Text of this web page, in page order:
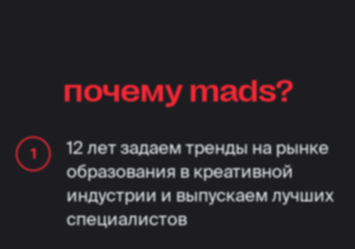
почему mads?
12 лет задаем тренды на рынке
образования в креативной
индустрии и выпускаем лучших
специалистов